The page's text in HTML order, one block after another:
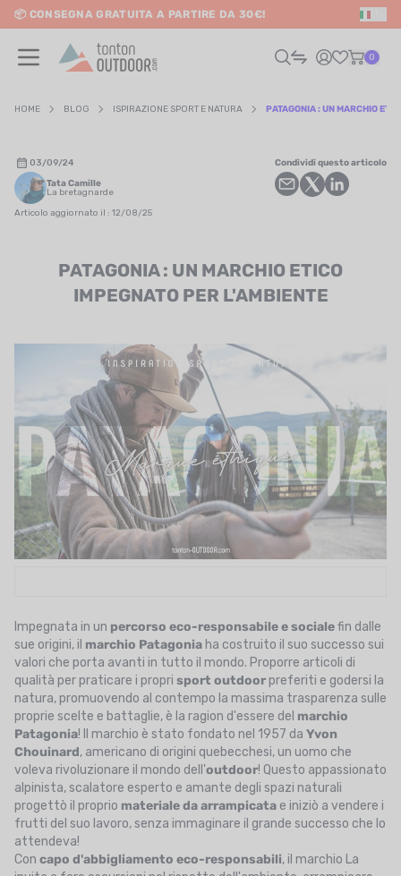
content
📦 CONSEGNA GRATUITA A PARTIRE DA 30€!
0
/ VIAGGIO
CARTA REGALO
IL BLOG DEI TONTONS
CONTATTO
HOME BLOG ISPIRAZIONE SPORT E NATURA PATAGONIA : UN MARCHIO
03/09/24
Tata Camille
La bretagnarde
Articolo aggiornato il : 12/08/25
Condividi questo articolo
PATAGONIA : UN MARCHIO ETICO
IMPEGNATO PER L'AMBIENTE
Impegnata in un percorso eco-responsabile e socialefin dalle
sue origini, il marchio Patagonia ha costruito il suo successo sui
valori che porta avanti in tutto il mondo. Proporre articoli di
qualità per praticare i propri sport outdoor preferiti e godersi la
natura, promuovendo al contempo la massima trasparenza sulle
proprie scelte e battaglie, è la ragion d'essere del marchio
Patagonia! Il marchio è stato fondato nel 1957 da Yvon
Chouinard, americano di origini quebecchesi, un uomo che
voleva rivoluzionare il mondo dell'outdoor! Questo appassionato
alpinista, scalatore esperto e amante degli spazi naturali
progettò il proprio materiale da arrampicata e iniziò a vendere i
frutti del suo lavoro, senza immaginare il grande successo che lo
attendeva!
Con capo d'abbigliamento eco-responsabili, il marchio La